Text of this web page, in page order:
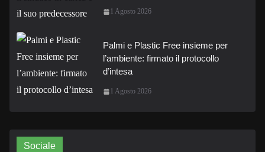
1 Agosto 2026
Palmi e Plastic Free insieme per
l’ambiente: firmato il protocollo
d’intesa
1 Agosto 2026
Sociale